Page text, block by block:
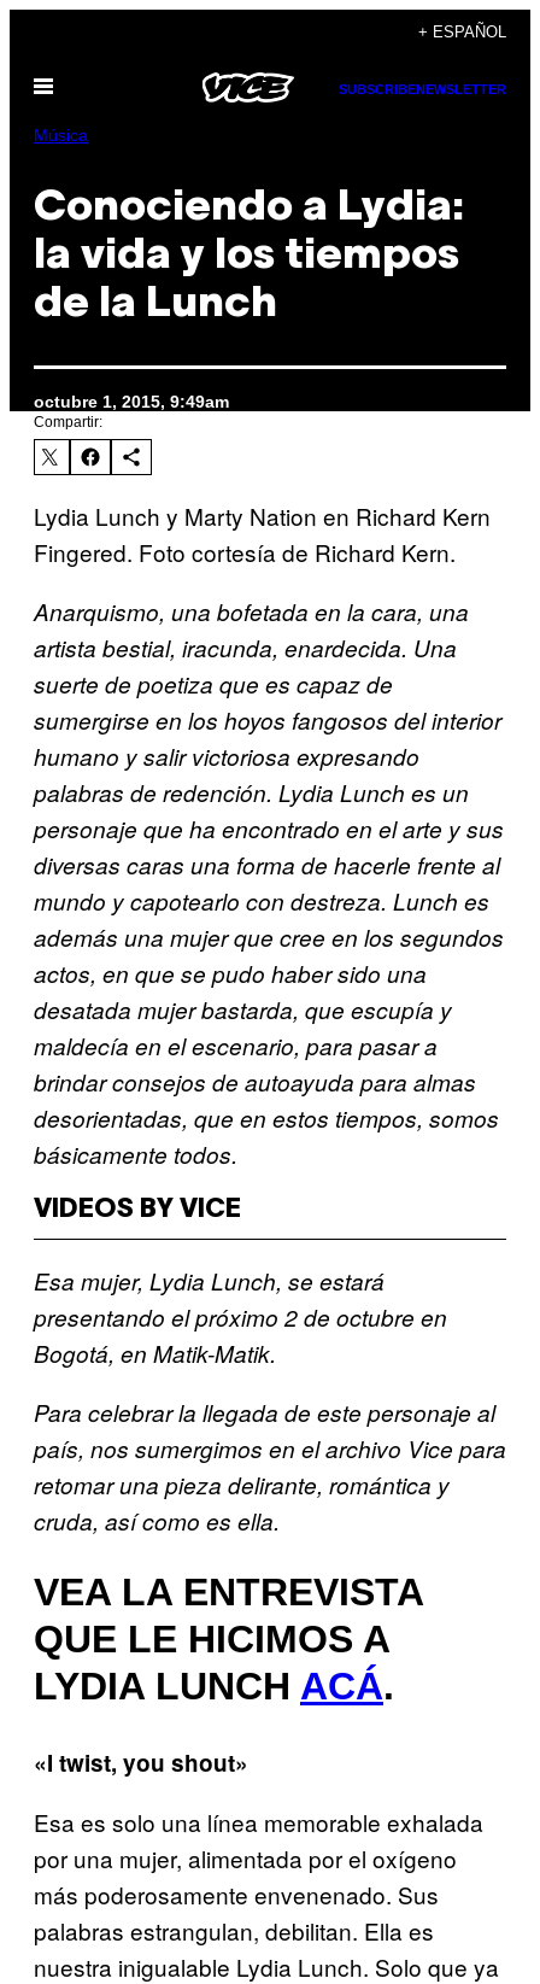
contenido
+ ESPAÑOL
Abrir
SUBSCRIBENEWSLETTER
Música
Conociendo a Lydia:
la vida y los tiempos
de la Lunch
octubre 1, 2015, 9:49am
Compartir:
Lydia Lunch y Marty Nation en Richard Kern
Fingered. Foto cortesía de Richard Kern.
Anarquismo, una bofetada en la cara, una
artista bestial, iracunda, enardecida. Una
suerte de poetiza que es capaz de
sumergirse en los hoyos fangosos del interior
humano y salir victoriosa expresando
palabras de redención. Lydia Lunch es un
personaje que ha encontrado en el arte y sus
diversas caras una forma de hacerle frente al
mundo y capotearlo con destreza. Lunch es
además una mujer que cree en los segundos
actos, en que se pudo haber sido una
desatada mujer bastarda, que escupía y
maldecía en el escenario, para pasar a
brindar consejos de autoayuda para almas
desorientadas, que en estos tiempos, somos
básicamente todos.
VIDEOS BY VICE
Esa mujer, Lydia Lunch, se estará
presentando el próximo 2 de octubre en
Bogotá, en Matik-Matik.
Para celebrar la llegada de este personaje al
país, nos sumergimos en el archivo Vice para
retomar una pieza delirante, romántica y
cruda, así como es ella.
VEA LA ENTREVISTA
QUE LE HICIMOS A
LYDIA LUNCH ACÁ.
«I twist, you shout»
Esa es solo una línea memorable exhalada
por una mujer, alimentada por el oxígeno
más poderosamente envenenado. Sus
palabras estrangulan, debilitan. Ella es
nuestra inigualable Lydia Lunch. Solo que ya